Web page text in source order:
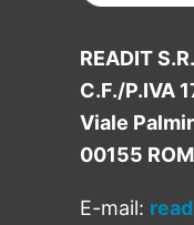
READIT
C.F./P.IVA
Viale
00155
E-mail: